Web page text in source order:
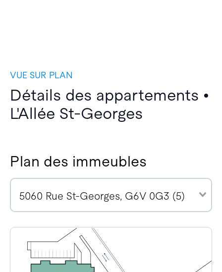
VUE SUR PLAN
Détails des appartements •
L'Allée St-Georges
Plan des immeubles
5060 Rue St-Georges, G6V 0G3 (5)